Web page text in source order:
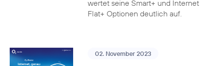
wertet seine Smart+ und Internet
Flat+ Optionen deutlich auf.
02. November 2023